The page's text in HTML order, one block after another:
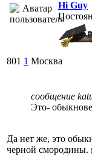
Hi Guy
801 1 Москва
сообщение
Это-
Да нет же, это
черной смородины.